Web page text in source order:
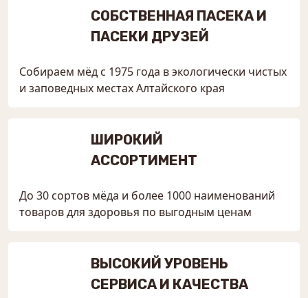
СОБСТВЕННАЯ ПАСЕКА И
ПАСЕКИ ДРУЗЕЙ
Собираем мёд с 1975 года в экологически чистых
и заповедных местах Алтайского края
ШИРОКИЙ
АССОРТИМЕНТ
До 30 сортов мёда и более 1000 наименований
товаров для здоровья по выгодным ценам
ВЫСОКИЙ УРОВЕНЬ
СЕРВИСА И КАЧЕСТВА